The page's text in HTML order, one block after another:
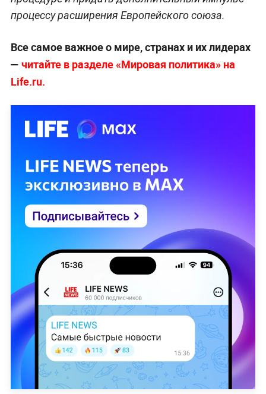
процессу расширения Европейского союза.
Все самое важное о мире, странах и их лидерах
— читайте в разделе «Мировая политика» на
Life.ru.